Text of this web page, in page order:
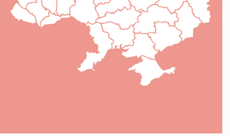
Маршрут Google Map Детальніше